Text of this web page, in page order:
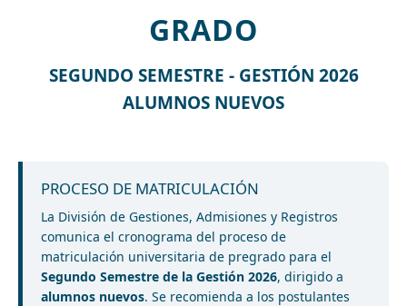
GRADO
SEGUNDO SEMESTRE - GESTIÓN 2026
ALUMNOS NUEVOS
PROCESO DE MATRICULACIÓN
La División de Gestiones, Admisiones y Registros
comunica el cronograma del proceso de
matriculación universitaria de pregrado para el
Segundo Semestre de la Gestión 2026, dirigido a
alumnos nuevos. Se recomienda a los postulantes